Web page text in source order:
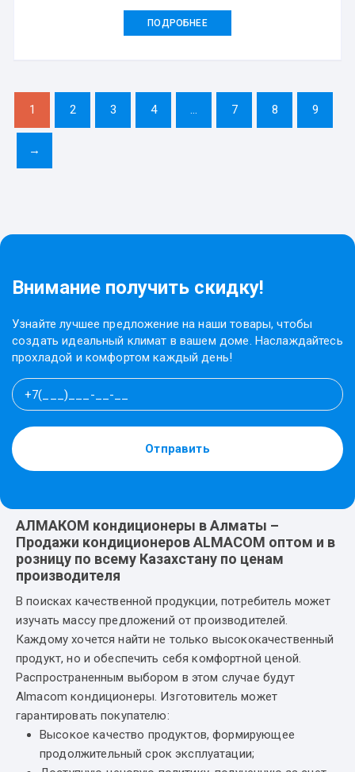
ПОДРОБНЕЕ
1 2 3 4 … 7 8 9
→
Внимание получить скидку!
Узнайте лучшее предложение на наши товары, чтобы
создать идеальный климат в вашем доме. Наслаждайтесь
прохладой и комфортом каждый день!
Отправить
АЛМАКОМ кондиционеры в Алматы –
Продажи кондиционеров ALMACOM оптом и в
розницу по всему Казахстану по ценам
производителя
В поисках качественной продукции, потребитель может
изучать массу предложений от производителей.
Каждому хочется найти не только высококачественный
продукт, но и обеспечить себя комфортной ценой.
Распространенным выбором в этом случае будут
Аlmacom кондиционеры. Изготовитель может
гарантировать покупателю:
Высокое качество продуктов, формирующее
продолжительный срок эксплуатации;